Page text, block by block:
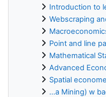
Introduction to
Webscraping
Point and line
Mathematical
Advanced
Spatial
...a Mining) w